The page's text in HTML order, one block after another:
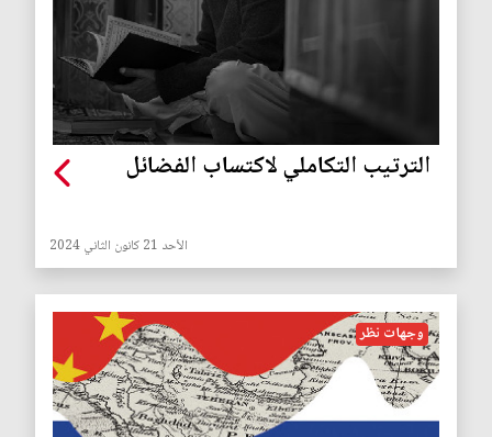
الترتيب التكاملي لاكتساب الفضائل
الأحد 21 كانون الثاني 2024
وجهات نظر